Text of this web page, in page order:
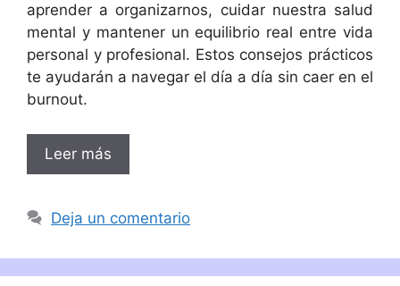
aprender a organizarnos, cuidar nuestra salud
mental y mantener un equilibrio real entre vida
personal y profesional. Estos consejos prácticos
te ayudarán a navegar el día a día sin caer en el
burnout.
Leer más
Deja un comentario